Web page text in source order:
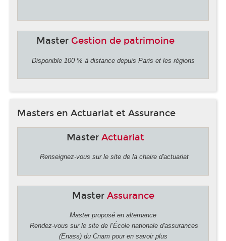
Master Gestion de patrimoine
Disponible 100 % à distance depuis Paris et les régions
Masters en Actuariat et Assurance
Master Actuariat
Renseignez-vous sur le site de la chaire d'actuariat
Master Assurance
Master proposé en alternance
Rendez-vous sur le site de l’École nationale d'assurances
(Enass) du Cnam pour en savoir plus